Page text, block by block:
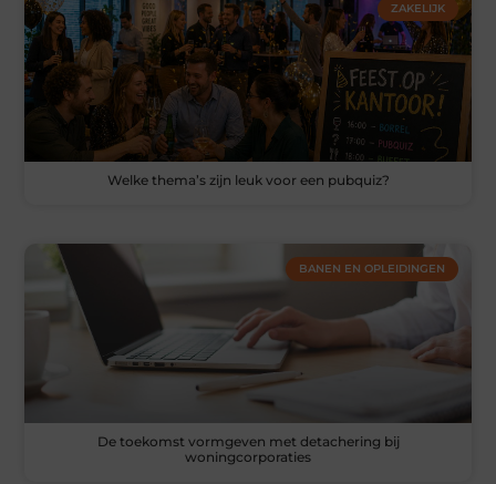
ZAKELIJK
Welke thema’s zijn leuk voor een pubquiz?
BANEN EN OPLEIDINGEN
De toekomst vormgeven met detachering bij
woningcorporaties